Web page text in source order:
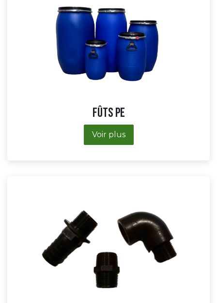
Fûts PE
Voir plus